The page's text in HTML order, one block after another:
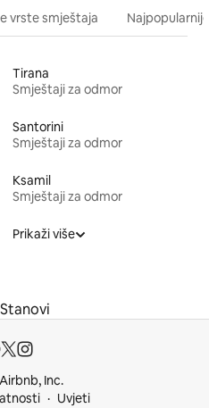
vrste smještaja
Tirana
Smještaji za odmor
Santorini
Smještaji za odmor
Ksamil
Smještaji za odmor
Prikaži više
Stanovi
Inc.
Uvjeti